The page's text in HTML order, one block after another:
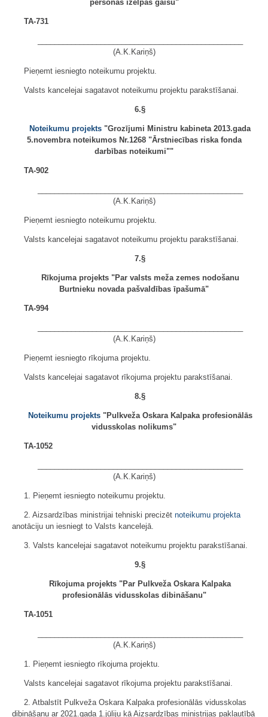
personas izelpas gaisu"
TA-731
(A.K.Kariņš)
Pieņemt iesniegto noteikumu projektu.
Valsts kancelejai sagatavot noteikumu projektu parakstīšanai.
6.§
Noteikumu projekts "Grozījumi Ministru kabineta 2013.gada
5.novembra noteikumos Nr.1268 "Ārstniecības riska fonda
darbības noteikumi""
TA-902
(A.K.Kariņš)
Pieņemt iesniegto noteikumu projektu.
Valsts kancelejai sagatavot noteikumu projektu parakstīšanai.
7.§
Rīkojuma projekts "Par valsts meža zemes nodošanu
Burtnieku novada pašvaldības īpašumā"
TA-994
(A.K.Kariņš)
Pieņemt iesniegto rīkojuma projektu.
Valsts kancelejai sagatavot rīkojuma projektu parakstīšanai.
8.§
Noteikumu projekts"Pulkveža Oskara Kalpaka profesionālās
vidusskolas nolikums"
TA-1052
(A.K.Kariņš)
1. Pieņemt iesniegto noteikumu projektu.
2. Aizsardzības ministrijai tehniski precizēt noteikumu projekta
anotāciju un iesniegt to Valsts kancelejā.
3. Valsts kancelejai sagatavot noteikumu projektu parakstīšanai.
9.§
Rīkojuma projekts "Par Pulkveža Oskara Kalpaka
profesionālās vidusskolas dibināšanu"
TA-1051
(A.K.Kariņš)
1. Pieņemt iesniegto rīkojuma projektu.
Valsts kancelejai sagatavot rīkojuma projektu parakstīšanai.
2. Atbalstīt Pulkveža Oskara Kalpaka profesionālās vidusskolas
dibināšanu ar 2021.gada 1.jūliju kā Aizsardzības ministrijas pakļautībā